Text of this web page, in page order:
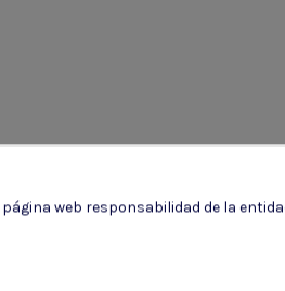
web responsabilidad de la